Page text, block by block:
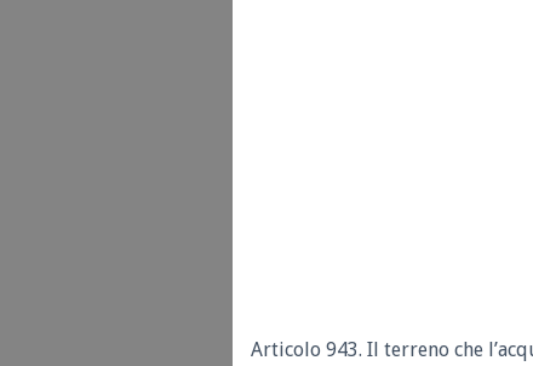
Articolo 943. Il terreno che